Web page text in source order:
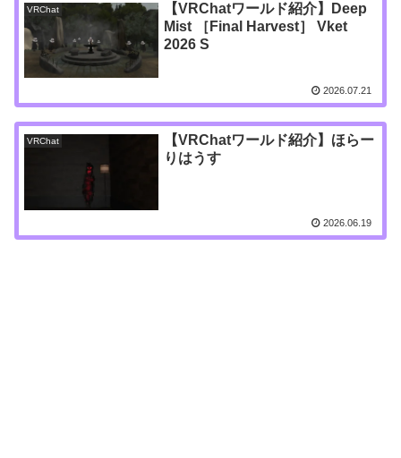
VRChat
【VRChatワールド紹介】Deep
Mist ［Final Harvest］ Vket
2026 S
2026.07.21
VRChat
【VRChatワールド紹介】ほらー
りはうす
2026.06.19